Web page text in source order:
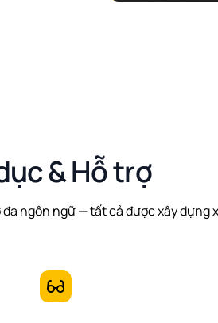
& Hỗ trợ
ngôn ngữ — tất cả được xây dựng